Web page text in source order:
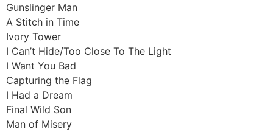
Gunslinger Man
A Stitch in Time
Ivory Tower
I Can’t Hide/Too Close To The Light
I Want You Bad
Capturing the Flag
I Had a Dream
Final Wild Son
Man of Misery